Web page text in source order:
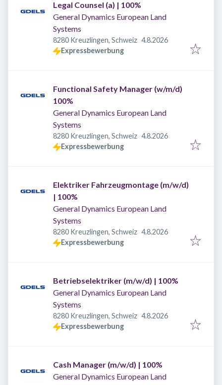
Legal Counsel (a) | 100%
General Dynamics European Land
Systems
8280 Kreuzlingen, Schweiz Veröffentlicht
4.8.2026
Expressbewerbung
Functional Safety Manager (w/m/d)
100%
General Dynamics European Land
Systems
8280 Kreuzlingen, Schweiz Veröffentlicht
4.8.2026
Expressbewerbung
Elektriker Fahrzeugmontage (m/w/d)
| 100%
General Dynamics European Land
Systems
8280 Kreuzlingen, Schweiz Veröffentlicht
4.8.2026
Expressbewerbung
Betriebselektriker (m/w/d) | 100%
General Dynamics European Land
Systems
8280 Kreuzlingen, Schweiz Veröffentlicht
4.8.2026
Expressbewerbung
Cash Manager (m/w/d) | 100%
General Dynamics European Land